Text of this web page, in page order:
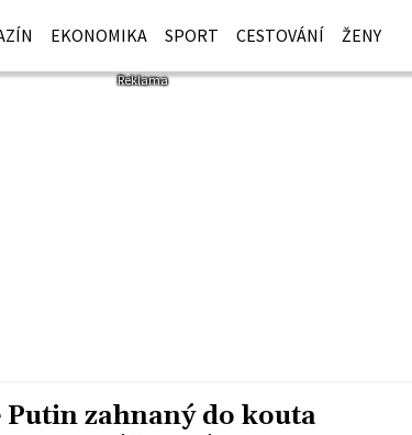
EKONOMIKA SPORT CESTOVÁNÍ ŽENY
zahnaný do kouta